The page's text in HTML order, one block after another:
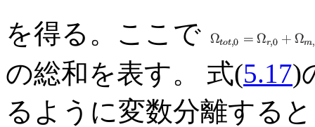
を得る。ここで
の総和を表す。 式(5.17)
るように変数分離する